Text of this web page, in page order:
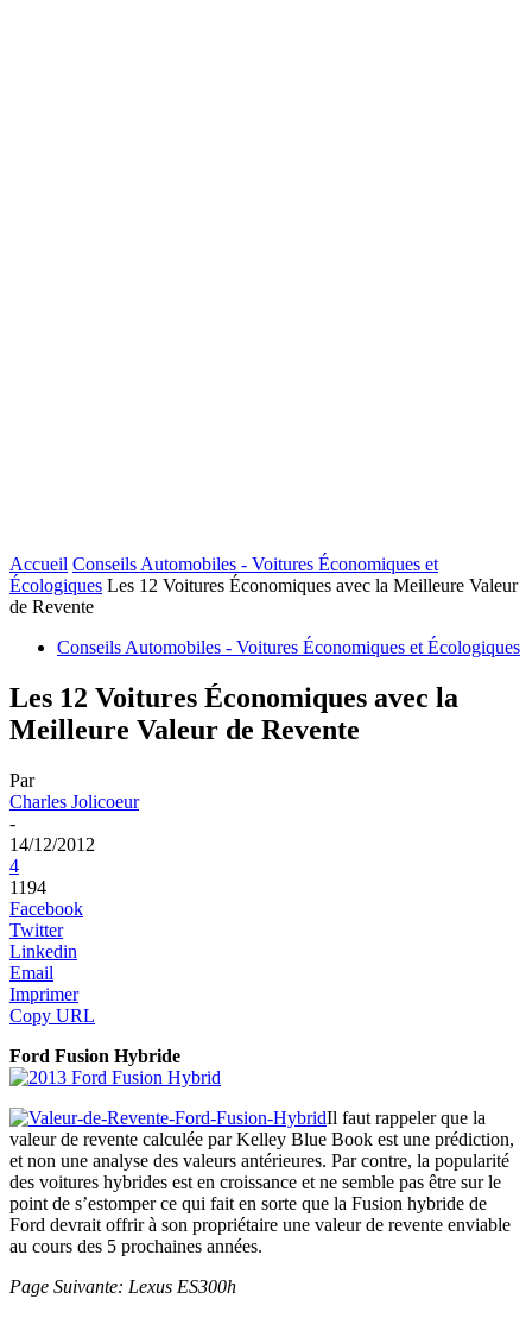
Accueil Conseils Automobiles - Voitures Économiques et
Écologiques Les 12 Voitures Économiques avec la Meilleure Valeur
de Revente
Conseils Automobiles - Voitures Économiques et Écologiques
Les 12 Voitures Économiques avec la
Meilleure Valeur de Revente
Par
Charles Jolicoeur
-
14/12/2012
4
1194
Facebook
Twitter
Linkedin
Email
Imprimer
Copy URL
Ford Fusion Hybride
Il faut rappeler que la
valeur de revente calculée par Kelley Blue Book est une prédiction,
et non une analyse des valeurs antérieures. Par contre, la popularité
des voitures hybrides est en croissance et ne semble pas être sur le
point de s’estomper ce qui fait en sorte que la Fusion hybride de
Ford devrait offrir à son propriétaire une valeur de revente enviable
au cours des 5 prochaines années.
Page Suivante: Lexus ES300h